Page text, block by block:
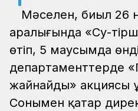
Мәселен, биыл 26
аралығында «Су-
өтіп, 5 маусымда
департаменттерде
жайнайды» акциясы
Сонымен қатар